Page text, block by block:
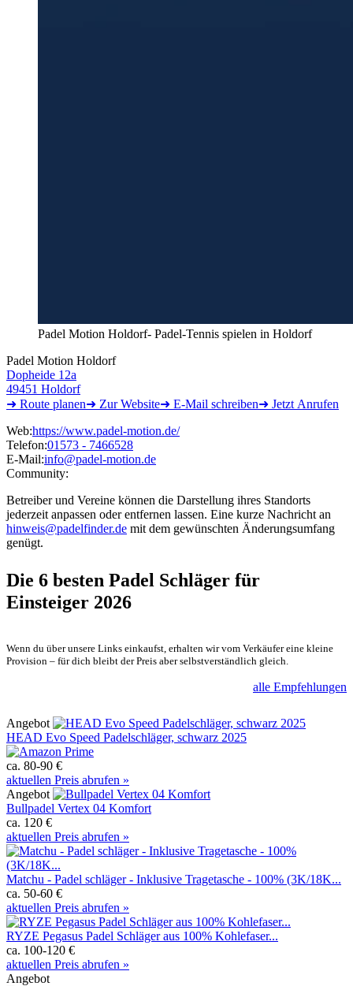
Padel Motion Holdorf- Padel-Tennis spielen in Holdorf
Padel Motion Holdorf
Dopheide 12a
49451 Holdorf
➜ Route planen➜ ZurWebsite➜ E-Mail schreiben➜ Jetzt Anrufen
Web:https://www.padel-motion.de/
Telefon:01573 - 7466528
E-Mail:info@padel-motion.de
Community:
Betreiber und Vereine können die Darstellung ihres Standorts
jederzeit anpassen oder entfernen lassen. Eine kurze Nachricht an
hinweis@padelfinder.de mit dem gewünschten Änderungsumfang
genügt.
Die 6 besten Padel Schläger für
Einsteiger 2026
Wenn du über unsere Links einkaufst, erhalten wir vom Verkäufer eine kleine
Provision – für dich bleibt der Preis aber selbstverständlich gleich.
alle Empfehlungen
Angebot
HEAD Evo Speed Padelschläger, schwarz 2025
ca. 80-90 €
aktuellen Preis abrufen »
Angebot
Bullpadel Vertex 04 Komfort
ca. 120 €
aktuellen Preis abrufen »
Matchu - Padel schläger - Inklusive Tragetasche - 100% (3K/18K...
ca. 50-60 €
aktuellen Preis abrufen »
RYZE Pegasus Padel Schläger aus 100% Kohlefaser...
ca. 100-120 €
aktuellen Preis abrufen »
Angebot